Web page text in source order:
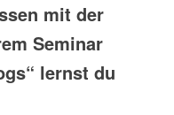
mit der
Seminar
lernst du